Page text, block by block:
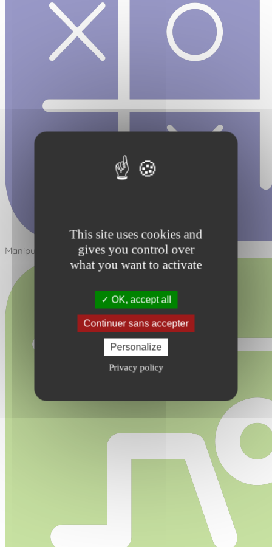
This site uses cookies and
gives you control over
what you want to activate
OK, accept all
Continuer sans accepter
Personalize
Privacy policy
Manipuler - Réfléchir